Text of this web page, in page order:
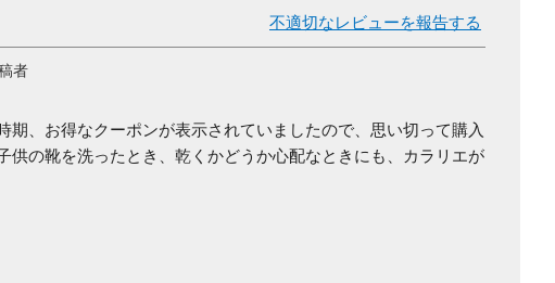
不適切なレビューを報告する
者
、お得なクーポンが表示されていましたので、思い切って購入
の靴を洗ったとき、乾くかどうか心配なときにも、カラリエが